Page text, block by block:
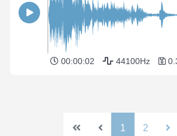
00:00:02 44100Hz
1 2